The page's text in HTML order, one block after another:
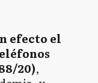
efecto el
20),